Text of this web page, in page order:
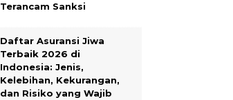
Terancam Sanksi
Daftar Asuransi Jiwa
Terbaik 2026 di
Indonesia: Jenis,
Kelebihan, Kekurangan,
dan Risiko yang Wajib